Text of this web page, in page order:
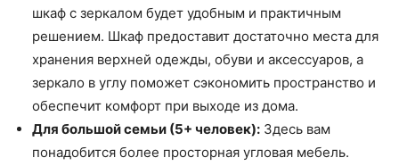
шкаф с зеркалом будет удобным и практичным
решением. Шкаф предоставит достаточно места для
хранения верхней одежды, обуви и аксессуаров, а
зеркало в углу поможет сэкономить пространство и
обеспечит комфорт при выходе из дома.
Для большой семьи (5+ человек): Здесь вам
понадобится более просторная угловая мебель.